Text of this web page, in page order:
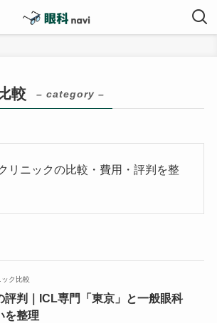
較 – category –
リニックの比較・費用・評判を整
ック比較
評判｜ICL専門「東京」と一般眼科
を整理